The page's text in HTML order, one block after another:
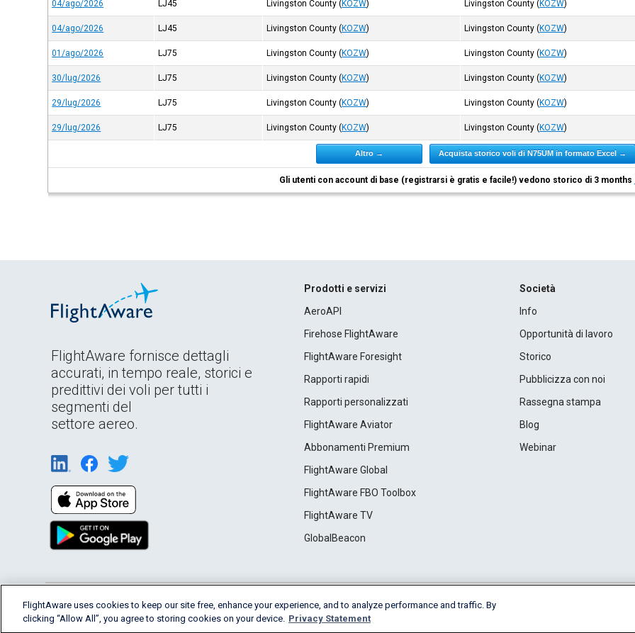
04/ago/2026 LJ45 Livingston County (KOZW) Livingston County (KOZW)
04/ago/2026 LJ45 Livingston County (KOZW) Livingston County (KOZW)
01/ago/2026 LJ75 Livingston County (KOZW) Livingston County (KOZW)
30/lug/2026 LJ75 Livingston County (KOZW) Livingston County (KOZW)
29/lug/2026 LJ75 Livingston County (KOZW) Livingston County (KOZW)
29/lug/2026 LJ75 Livingston County (KOZW) Livingston County (KOZW)
Altro → Acquista storico voli di N75UM in formato Excel →
Gli utenti con account di base (registrarsi è gratis e facile!) vedono storico di 3 months
FlightAware fornisce dettagli
accurati, in tempo reale, storici e
predittivi dei voli per tutti i
segmenti del
settore aereo.
Prodotti e servizi
AeroAPI
Firehose FlightAware
FlightAware Foresight
Rapporti rapidi
Rapporti personalizzati
FlightAware Aviator
Abbonamenti Premium
FlightAware Global
FlightAware FBO Toolbox
FlightAware TV
GlobalBeacon
Società
Info
Opportunità di lavoro
Storico
Pubblicizza con noi
Rassegna stampa
Blog
Webinar
English (USA) 2026 FlightAware Terms of Use Privacy Cookie Settings
FlightAware uses cookies to keep our site free, enhance your experience, and to analyze performance and traffic. By
clicking “Allow All”, you agree to storing cookies on your device. Privacy Statement